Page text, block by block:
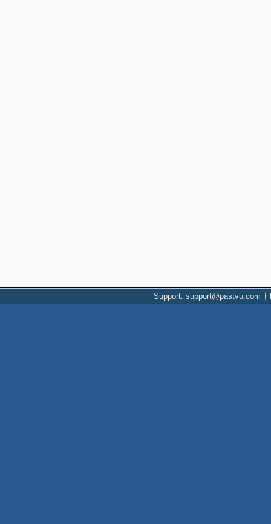
Support: support@pastvu.com